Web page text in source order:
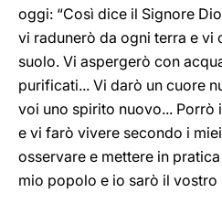
oggi: “Così dice il Signore
vi radunerò da ogni terra e vi
suolo. Vi aspergerò con
purificati... Vi darò un cuore
voi uno spirito nuovo...
e vi farò vivere secondo i
osservare e mettere in
mio popolo e io sarò il vostro